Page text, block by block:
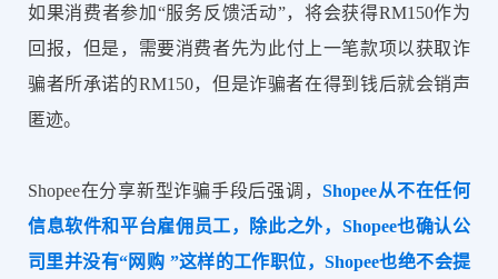
如果消费者参加“服务反馈活动”，将会获得RM150作为
回报，但是，需要消费者先为此付上一笔款项以获取诈
骗者所承诺的RM150，但是诈骗者在得到钱后就会销声
匿迹。
Shopee在分享新型诈骗手段后强调，Shopee从不在任何
信息软件和平台雇佣员工，除此之外，Shopee也确认公
司里并没有“网购 ”这样的工作职位，Shopee也绝不会提